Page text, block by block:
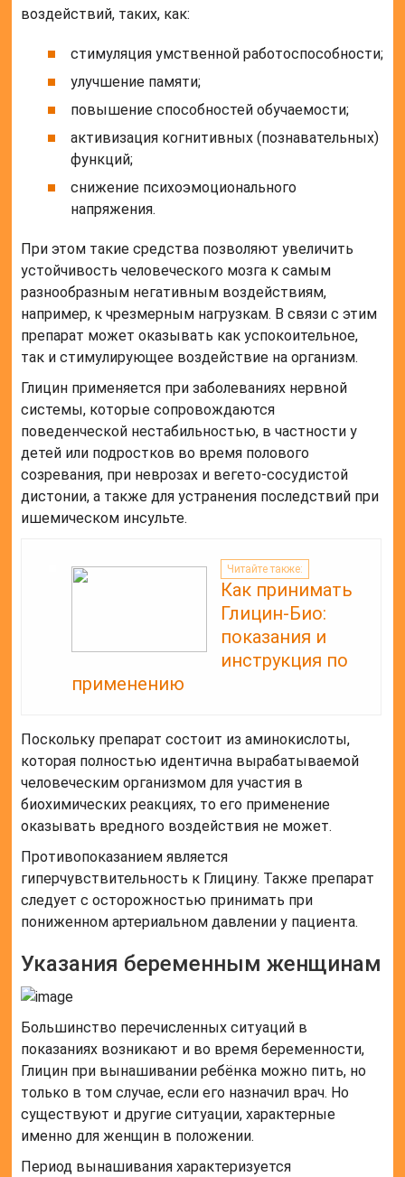
воздействий, таких, как:
стимуляция умственной работоспособности;
улучшение памяти;
повышение способностей обучаемости;
активизация когнитивных (познавательных)
функций;
снижение психоэмоционального
напряжения.
При этом такие средства позволяют увеличить
устойчивость человеческого мозга к самым
разнообразным негативным воздействиям,
например, к чрезмерным нагрузкам. В связи с этим
препарат может оказывать как успокоительное,
так и стимулирующее воздействие на организм.
Глицин применяется при заболеваниях нервной
системы, которые сопровождаются
поведенческой нестабильностью, в частности у
детей или подростков во время полового
созревания, при неврозах и вегето-сосудистой
дистонии, а также для устранения последствий при
ишемическом инсульте.
Читайте также:
Как принимать
Глицин-Био:
показания и
инструкция по
применению
Поскольку препарат состоит из аминокислоты,
которая полностью идентична вырабатываемой
человеческим организмом для участия в
биохимических реакциях, то его применение
оказывать вредного воздействия не может.
Противопоказанием является
гиперчувствительность к Глицину. Также препарат
следует с осторожностью принимать при
пониженном артериальном давлении у пациента.
Указания беременным женщинам
Большинство перечисленных ситуаций в
показаниях возникают и во время беременности,
Глицин при вынашивании ребёнка можно пить, но
только в том случае, если его назначил врач. Но
существуют и другие ситуации, характерные
именно для женщин в положении.
Период вынашивания характеризуется